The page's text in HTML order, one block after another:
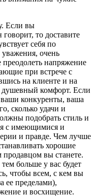
Если вы
говорит, то доставите
себя по
очень
напряжение
при встрече с
на клиенте и на
душевный комфорт. Если
ваши конкуренты, ваша
сколько удачи и
подобрать стиль и
с имеющимися и
и правде. Чем лучше
хорошие
вы станете.
больше у вас будет
чтобы всем, с кем вы
ее пределами),
и восхищение.